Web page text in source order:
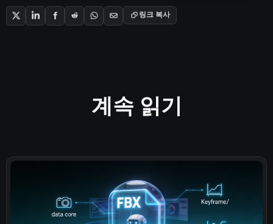
링크 복사
계속 읽기